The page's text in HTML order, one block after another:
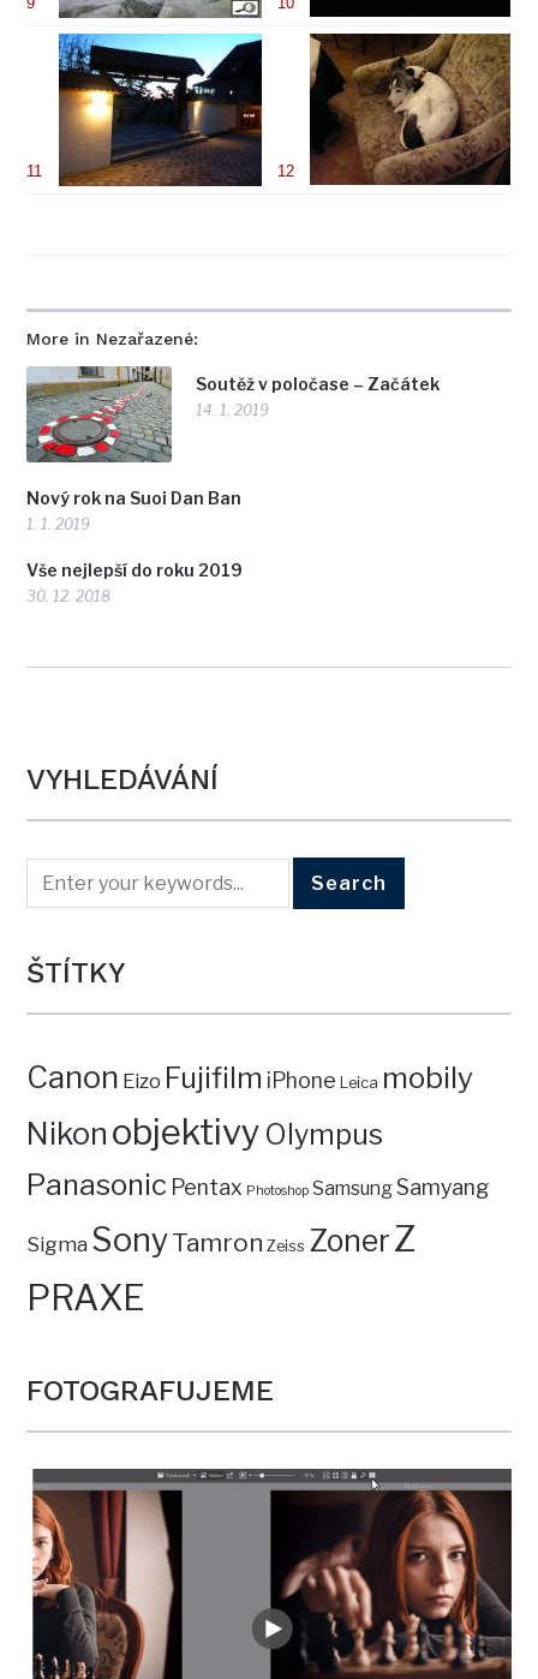
More in Nezařazené:
Soutěž v poločase – Začátek
14. 1. 2019
Nový rok na Suoi Dan Ban
1. 1. 2019
Vše nejlepší do roku 2019
30. 12. 2018
11 12
VYHLEDÁVÁNÍ
ŠTÍTKY
Canon Eizo Fujifilm iPhone Leica mobily
Nikon objektivy Olympus
Panasonic Pentax Photoshop SamsungSamyang
Sigma SonyTamron Zeiss ZonerZ
PRAXE
FOTOGRAFUJEME